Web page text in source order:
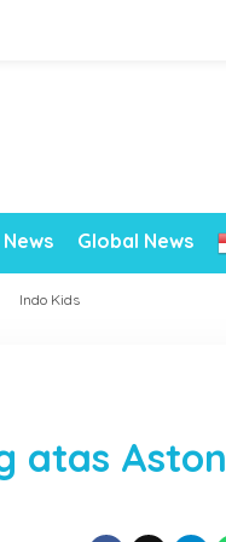
Global News
Indo Kids
atas Aston